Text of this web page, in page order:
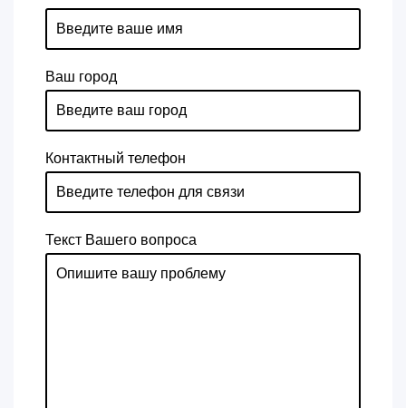
Ваш город
Контактный телефон
Текст Вашего вопроса